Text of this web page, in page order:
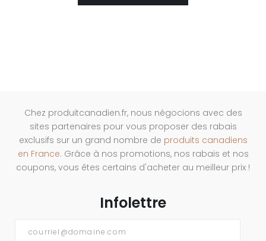
Chez produitcanadien.fr, nous négocions avec des
sites partenaires pour vous proposer des rabais
exclusifs sur un grand nombre de produits canadiens
en France. Grâce à nos promotions, nos rabais et nos
coupons, vous êtes certains d'acheter au meilleur prix !
Infolettre